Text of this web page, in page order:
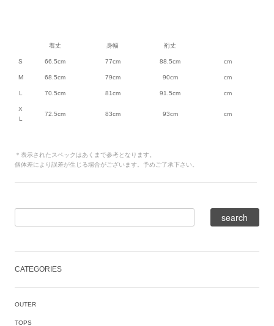
着丈 身幅 裄丈
S 66.5cm 77cm 88.5cm cm
M 68.5cm 79cm 90cm cm
L 70.5cm 81cm 91.5cm cm
X
L
72.5cm 83cm 93cm cm
＊表示されたスペックはあくまで参考となります。
個体差により誤差が生じる場合がございます。予めご了承下さい。
CATEGORIES
OUTER
TOPS